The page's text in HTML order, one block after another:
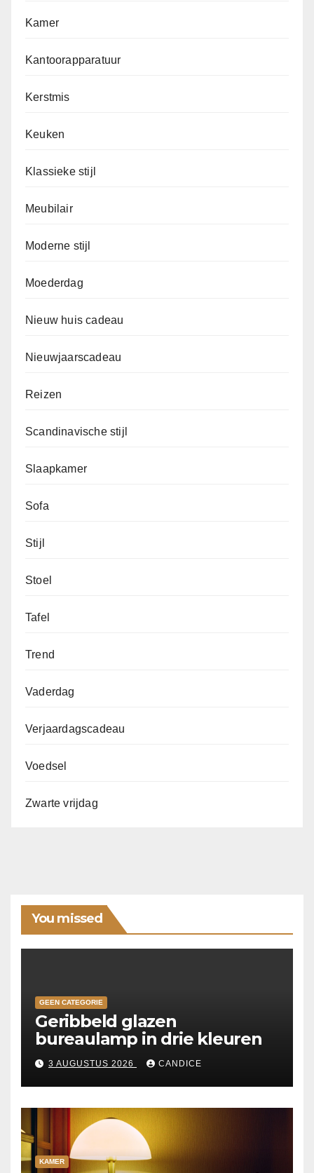
Kamer
Kantoorapparatuur
Kerstmis
Keuken
Klassieke stijl
Meubilair
Moderne stijl
Moederdag
Nieuw huis cadeau
Nieuwjaarscadeau
Reizen
Scandinavische stijl
Slaapkamer
Sofa
Stijl
Stoel
Tafel
Trend
Vaderdag
Verjaardagscadeau
Voedsel
Zwarte vrijdag
You missed
GEEN CATEGORIE
Geribbeld glazen
bureaulamp in drie kleuren
3 AUGUSTUS 2026 CANDICE
KAMER